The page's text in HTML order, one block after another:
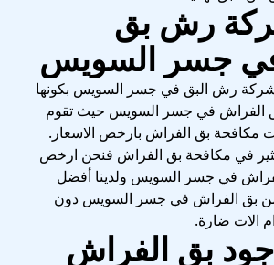
رش بق
جسر السويس
شركة رش البق في جسر السويس بكونها
في جسر السويس حيث تقوم
مكافحة بق الفراش بارخص الاسعار.
في مكافحة بق الفراش فنحن ارخص
في جسر السويس ولدينا أفضل
بق الفراش في جسر السويس دون
الات ضارة.
بق الفراش